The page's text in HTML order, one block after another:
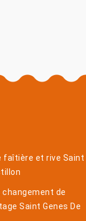
faîtière et rive Saint
changement de
Saint Genes De